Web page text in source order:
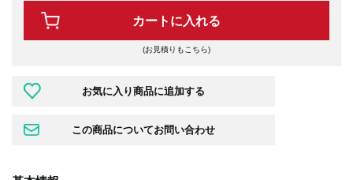
カートに入れる
(お見積りもこちら)